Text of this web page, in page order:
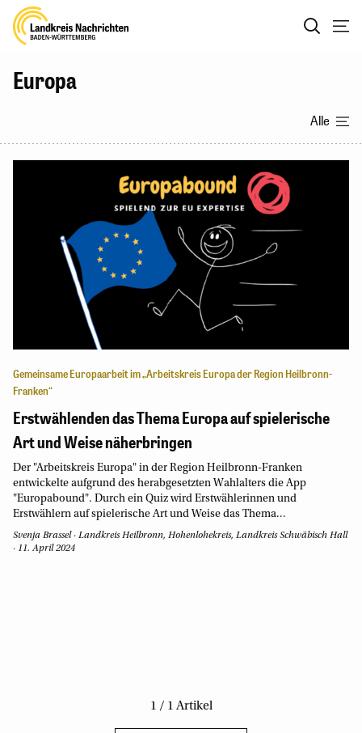
Europa
Alle
Gemeinsame Europaarbeit im „Arbeitskreis Europa der Region Heilbronn-
Franken“
Erstwählenden das Thema Europa auf spielerische
Art und Weise näherbringen
Der "Arbeitskreis Europa" in der Region Heilbronn-Franken
entwickelte aufgrund des herabgesetzten Wahlalters die App
"Europabound". Durch ein Quiz wird Erstwählerinnen und
Erstwählern auf spielerische Art und Weise das Thema...
Svenja Brassel· Landkreis Heilbronn, Hohenlohekreis, Landkreis Schwäbisch Hall
· 11. April 2024